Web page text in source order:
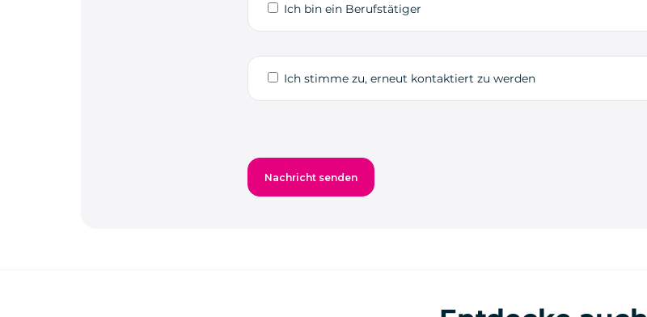
Ich bin ein Berufstätiger
Ich stimme zu, erneut kontaktiert zu werden